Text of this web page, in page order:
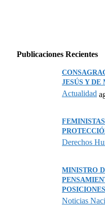
Publicaciones Recientes
JESÚS Y DE
Actualidad
Derechos
MINISTRO
Noticias